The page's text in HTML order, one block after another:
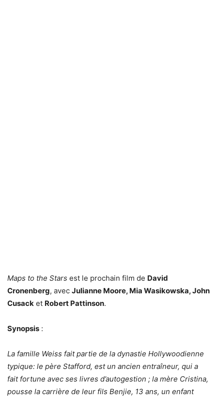
Maps to the Stars est le prochain film de David
Cronenberg, avec Julianne Moore, Mia Wasikowska, John
Cusack et Robert Pattinson.
Synopsis :
La famille Weiss fait partie de la dynastie Hollywoodienne
typique: le père Stafford, est un ancien entraîneur, qui a
fait fortune avec ses livres d’autogestion ; la mère Cristina,
pousse la carrière de leur fils Benjie, 13 ans, un enfant